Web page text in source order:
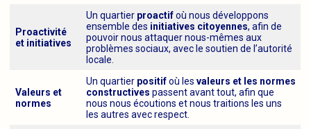
Proactivité
et initiatives
Un quartier proactifoù nous développons
ensemble des initiatives citoyennes, afin de
pouvoir nous attaquer nous-mêmes aux
problèmes sociaux, avec le soutien de l’autorité
locale.
Valeurs et
normes
Un quartier positifoù les valeurs et les normes
constructives passent avant tout, afin que
nous nous écoutions et nous traitions les uns
les autres avec respect.